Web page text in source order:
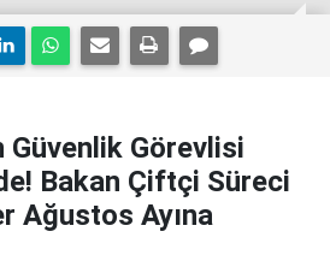
Güvenlik Görevlisi
Bakan Çiftçi Süreci
Ağustos Ayına